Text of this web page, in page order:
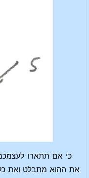
כי אם תתארו
את ההוא מתבלט ואת